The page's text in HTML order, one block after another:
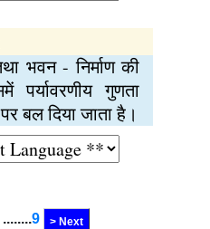
भवन - निर्माण की
पर्यावरणीय गुणता
बल दिया जाता है।
........9 > Next